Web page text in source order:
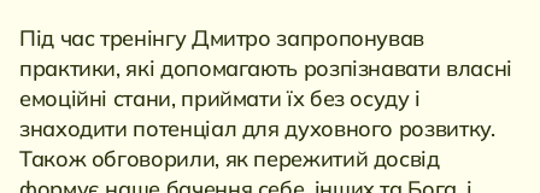
Під час тренінгу Дмитро запропонував
практики, які допомагають розпізнавати власні
емоційні стани, приймати їх без осуду і
знаходити потенціал для духовного розвитку.
Також обговорили, як пережитий досвід